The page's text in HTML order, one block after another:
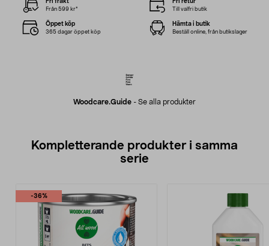
Woodcare.guide - Se alla produkter
Från 599 kr* Till valfri butik
Öppet köp
365 dagar öppet köp
Hämta i butik
Beställ online, från butikslager
Kompletterande produkter i samma
serie
-36%